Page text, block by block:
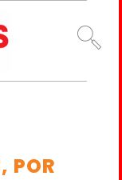
POR